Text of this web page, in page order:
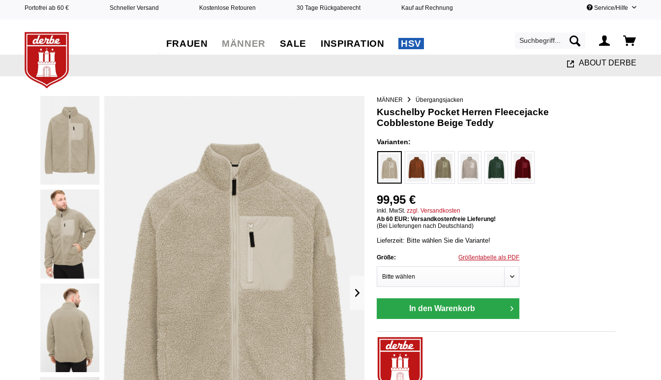
Portofrei ab 60 € Schneller Versand Kostenlose Retouren 30 Tage Rückgaberecht Kauf auf Rechnung Service/Hilfe
FRAUEN MÄNNER SALE INSPIRATION HSV
ABOUT DERBE
MÄNNER Übergangsjacken
Kuschelby Pocket Herren Fleecejacke
Cobblestone Beige Teddy
Varianten:
99,95 €
inkl. MwSt.zzgl. Versandkosten
Ab 60 EUR: Versandkostenfreie Lieferung!
(Bei Lieferungen nach Deutschland)
Lieferzeit: Bitte wählen Sie die Variante!
Größe: Größentabelle als PDF
In den Warenkorb